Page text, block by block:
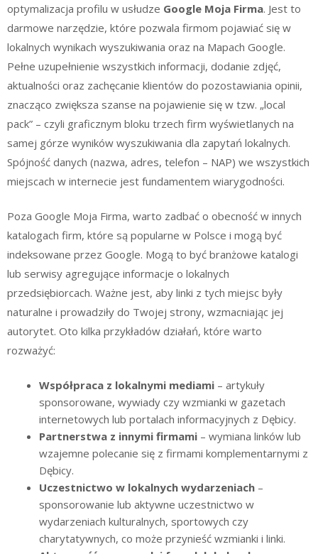
optymalizacja profilu w usłudze Google Moja Firma. Jest to
darmowe narzędzie, które pozwala firmom pojawiać się w
lokalnych wynikach wyszukiwania oraz na Mapach Google.
Pełne uzupełnienie wszystkich informacji, dodanie zdjęć,
aktualności oraz zachęcanie klientów do pozostawiania opinii,
znacząco zwiększa szanse na pojawienie się w tzw. „local
pack” – czyli graficznym bloku trzech firm wyświetlanych na
samej górze wyników wyszukiwania dla zapytań lokalnych.
Spójność danych (nazwa, adres, telefon – NAP) we wszystkich
miejscach w internecie jest fundamentem wiarygodności.
Poza Google Moja Firma, warto zadbać o obecność w innych
katalogach firm, które są popularne w Polsce i mogą być
indeksowane przez Google. Mogą to być branżowe katalogi
lub serwisy agregujące informacje o lokalnych
przedsiębiorcach. Ważne jest, aby linki z tych miejsc były
naturalne i prowadziły do Twojej strony, wzmacniając jej
autorytet. Oto kilka przykładów działań, które warto
rozważyć:
Współpraca z lokalnymi mediami – artykuły
sponsorowane, wywiady czy wzmianki w gazetach
internetowych lub portalach informacyjnych z Dębicy.
Partnerstwa z innymi firmami – wymiana linków lub
wzajemne polecanie się z firmami komplementarnymi z
Dębicy.
Uczestnictwo w lokalnych wydarzeniach –
sponsorowanie lub aktywne uczestnictwo w
wydarzeniach kulturalnych, sportowych czy
charytatywnych, co może przynieść wzmianki i linki.